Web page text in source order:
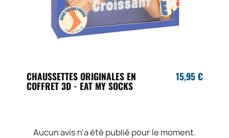
CHAUSSETTES ORIGINALES EN
COFFRET 3D - EAT MY SOCKS
15,95 €
Aucun avis n'a été publié pour le moment.